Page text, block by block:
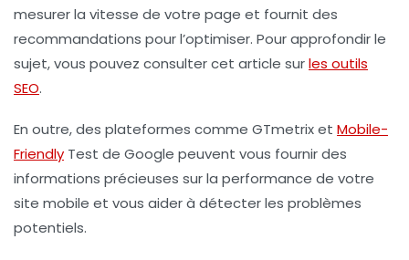
mesurer la vitesse de votre page et fournit des
recommandations pour l’optimiser. Pour approfondir le
sujet, vous pouvez consulter cet article surles outils
SEO.
En outre, des plateformes comme GTmetrix et Mobile-
Friendly Test de Google peuvent vous fournir des
informations précieuses sur la performance de votre
site mobile et vous aider à détecter les problèmes
potentiels.